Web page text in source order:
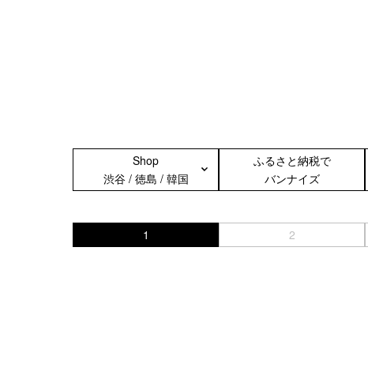
Shop
渋谷 / 徳島 / 韓国
ふるさと納税で
バンナイズ
1 2